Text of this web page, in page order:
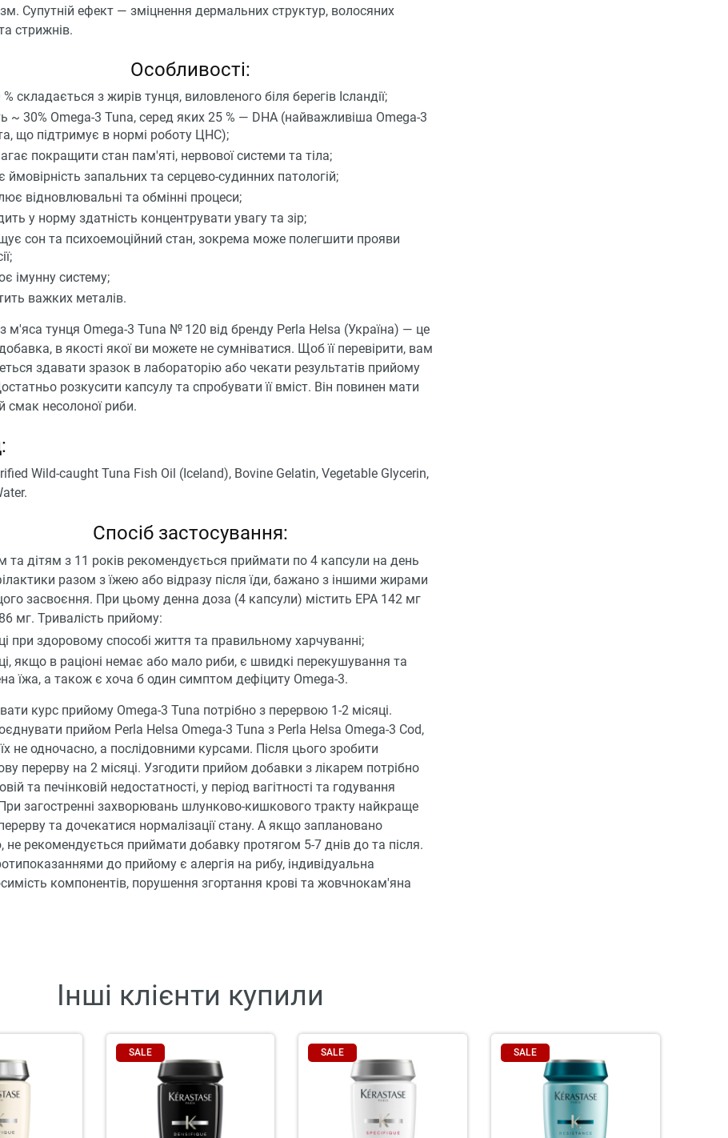
Супутній ефект — зміцнення дермальних структур, волосяних
стрижнів.
Особливості:
складається з жирів тунця, виловленого біля берегів Ісландії;
~ 30% Omega-3 Tuna, серед яких 25 % — DHA (найважливіша Omega-3
що підтримує в нормі роботу ЦНС);
покращити стан пам'яті, нервової системи та тіла;
ймовірність запальних та серцево-судинних патологій;
відновлювальні та обмінні процеси;
у норму здатність концентрувати увагу та зір;
сон та психоемоційний стан, зокрема може полегшити прояви
імунну систему;
важких металів.
м'яса тунця Omega-3 Tuna № 120 від бренду Perla Helsa (Україна) — це
в якості якої ви можете не сумніватися. Щоб її перевірити, вам
здавати зразок в лабораторію або чекати результатів прийому
розкусити капсулу та спробувати її вміст. Він повинен мати
смак несолоної риби.
Wild-caught Tuna Fish Oil (Iceland), Bovine Gelatin, Vegetable Glycerin,
Спосіб застосування:
та дітям з 11 років рекомендується приймати по 4 капсули на день
разом з їжею або відразу після їди, бажано з іншими жирами
засвоєння. При цьому денна доза (4 капсули) містить EPA 142 мг
мг. Тривалість прийому:
при здоровому способі життя та правильному харчуванні;
якщо в раціоні немає або мало риби, є швидкі перекушування та
їжа, а також є хоча б один симптом дефіциту Omega-3.
курс прийому Omega-3 Tuna потрібно з перервою 1-2 місяці.
прийом Perla Helsa Omega-3 Tuna з Perla Helsa Omega-3 Cod,
не одночасно, а послідовними курсами. Після цього зробити
перерву на 2 місяці. Узгодити прийом добавки з лікарем потрібно
та печінковій недостатності, у період вагітності та годування
загостренні захворювань шлунково-кишкового тракту найкраще
та дочекатися нормалізації стану. А якщо заплановано
не рекомендується приймати добавку протягом 5-7 днів до та після.
до прийому є алергія на рибу, індивідуальна
компонентів, порушення згортання крові та жовчнокам'яна
Інші клієнти купили
SALE SALE SALE